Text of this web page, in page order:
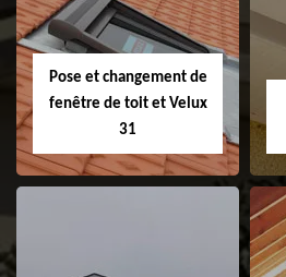
Pose et changement de
fenêtre de toit et Velux
31